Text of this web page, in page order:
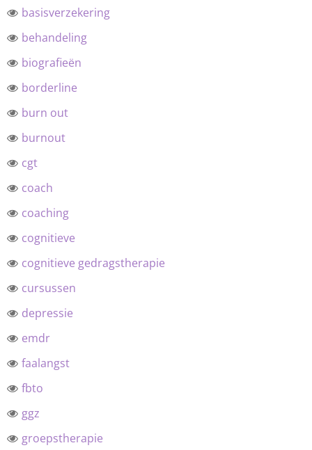
basisverzekering
behandeling
biografieën
borderline
burn out
burnout
cgt
coach
coaching
cognitieve
cognitieve gedragstherapie
cursussen
depressie
emdr
faalangst
fbto
ggz
groepstherapie